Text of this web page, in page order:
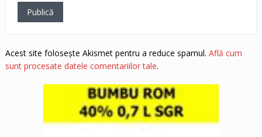
Acest site folosește Akismet pentru a reduce spamul. Află cum
sunt procesate datele comentariilor tale.